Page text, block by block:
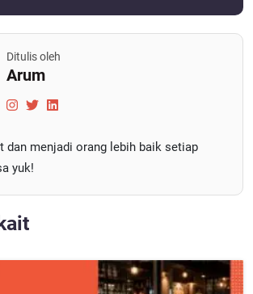
Ditulis oleh
Arum
dan menjadi orang lebih baik setiap
yuk!